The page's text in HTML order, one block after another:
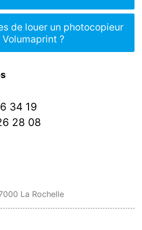
34 19
28 08
La Rochelle
de louer un photocopieur
?